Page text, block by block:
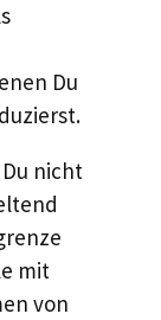
Du
nicht
mit
von